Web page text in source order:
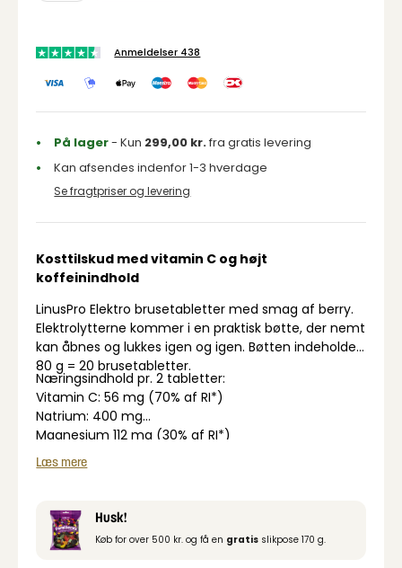
Anmeldelser 438
På lager- Kun 299,00 kr.fra gratis levering
Kan afsendes indenfor 1-3 hverdage
Se fragtpriser og levering
Kosttilskud med vitamin C og højt
koffeinindhold
LinusPro Elektro brusetabletter med smag af berry.
Elektrolytterne kommer i en praktisk bøtte, der nemt
kan åbnes og lukkes igen og igen. Bøtten indeholder
80 g = 20 brusetabletter.
Næringsindhold pr. 2 tabletter:
Vitamin C: 56 mg (70% af RI*)
Natrium: 400 mg
Magnesium 112 mg (30% af RI*)
Koffein: 150 mg
Grøn te ekstrakt: 2,0 mg
Læs mere
Husk!
Køb for over 500 kr. og få en gratis slikpose 170 g.